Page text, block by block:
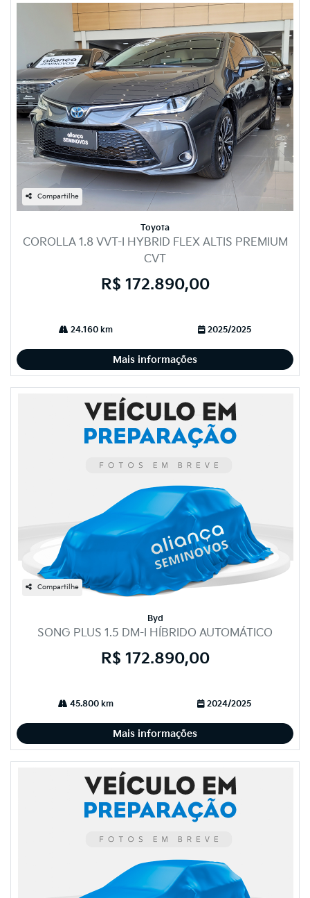
Compartilhe
Toyota
COROLLA 1.8 VVT-I HYBRID FLEX ALTIS PREMIUM
CVT
R$ 172.890,00
24.160 km 2025/2025
Mais informações
Compartilhe
Byd
SONG PLUS 1.5 DM-I HÍBRIDO AUTOMÁTICO
R$ 172.890,00
45.800 km 2024/2025
Mais informações